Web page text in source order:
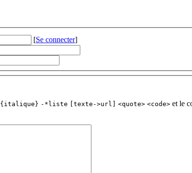
[Se connecter]
{italique} -*liste [texte->url] <quote> <code> et le